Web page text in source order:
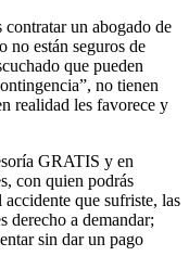
contratar un abogado de
no están seguros de
que pueden
no tienen
realidad les favorece y
GRATIS y en
con quien podrás
que sufriste, las
derecho a demandar;
sin dar un pago